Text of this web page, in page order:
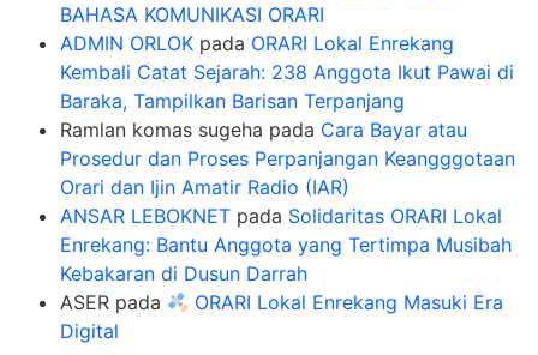
BAHASA KOMUNIKASI ORARI
ADMIN ORLOK pada ORARI Lokal Enrekang
Kembali Catat Sejarah: 238 Anggota Ikut Pawai di
Baraka, Tampilkan Barisan Terpanjang
Ramlan komas sugeha pada Cara Bayar atau
Prosedur dan Proses Perpanjangan Keangggotaan
Orari dan Ijin Amatir Radio (IAR)
ANSAR LEBOKNET pada Solidaritas ORARI Lokal
Enrekang: Bantu Anggota yang Tertimpa Musibah
Kebakaran di Dusun Darrah
ASER pada
ORARI Lokal Enrekang Masuki Era
Digital